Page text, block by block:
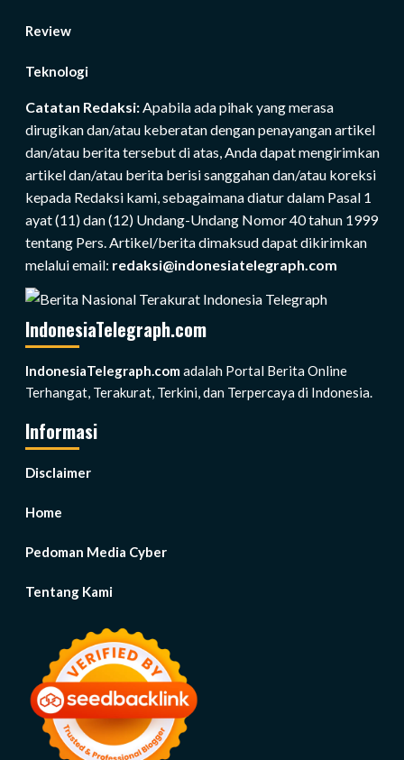
Review
Teknologi
Catatan Redaksi:Apabila ada pihak yang merasa
dirugikan dan/atau keberatan dengan penayangan artikel
dan/atau berita tersebut di atas, Anda dapat mengirimkan
artikel dan/atau berita berisi sanggahan dan/atau koreksi
kepada Redaksi kami, sebagaimana diatur dalam Pasal 1
ayat (11) dan (12) Undang-Undang Nomor 40 tahun 1999
tentang Pers. Artikel/berita dimaksud dapat dikirimkan
melalui email: redaksi@indonesiatelegraph.com
IndonesiaTelegraph.com
IndonesiaTelegraph.com adalah Portal Berita Online
Terhangat, Terakurat, Terkini, dan Terpercaya di Indonesia.
Informasi
Disclaimer
Home
Pedoman Media Cyber
Tentang Kami